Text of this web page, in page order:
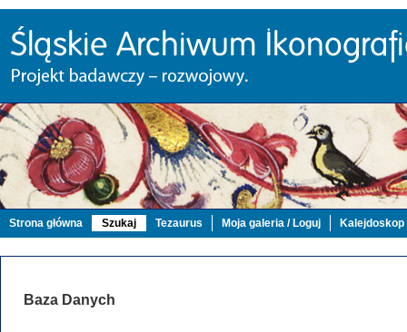
Strona główna Szukaj Tezaurus Moja galeria / Loguj Kalejdoskop
Baza Danych